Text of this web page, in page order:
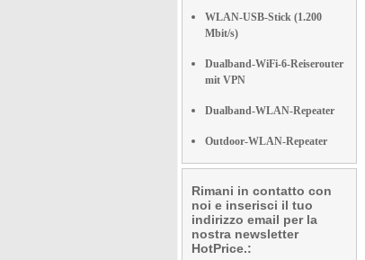
WLAN-USB-Stick (1.200
Mbit/s)
Dualband-WiFi-6-Reiserouter
mit VPN
Dualband-WLAN-Repeater
Outdoor-WLAN-Repeater
Rimani in contatto con
noi e inserisci il tuo
indirizzo email per la
nostra newsletter
HotPrice.: